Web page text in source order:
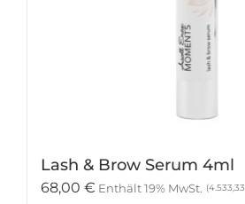
Lash & Brow Serum 4ml
68,00 € Enthält 19% MwSt. (4.533,33